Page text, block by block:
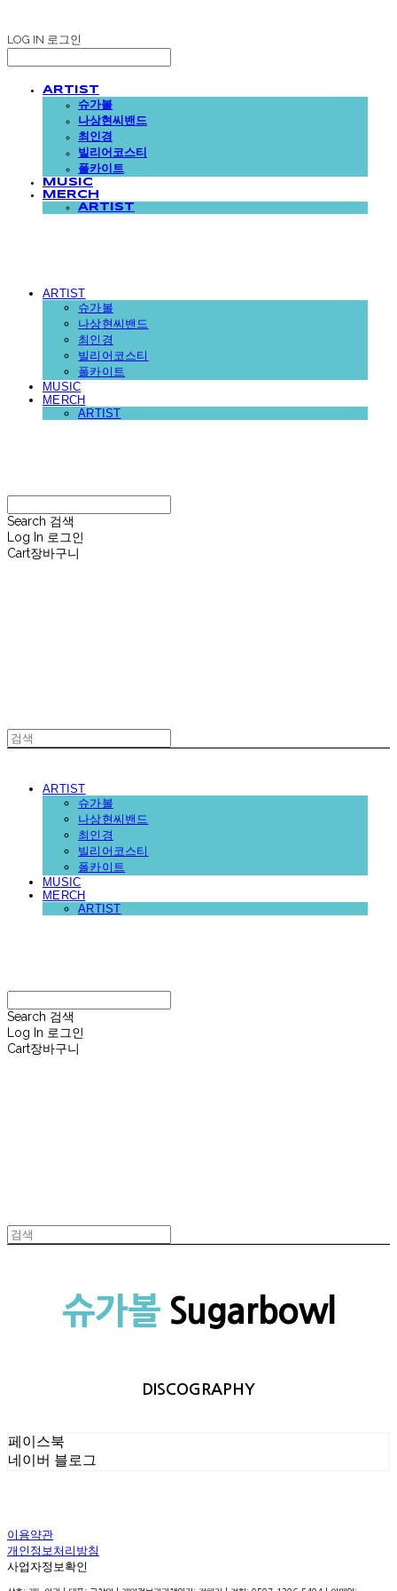
LOG IN 로그인
ARTIST
슈가볼
나상현씨밴드
최인경
빌리어코스티
폴카이트
MUSIC
MERCH
ARTIST
ARTIST
슈가볼
나상현씨밴드
최인경
빌리어코스티
폴카이트
MUSIC
MERCH
ARTIST
Search 검색
Log In 로그인
Cart장바구니
ARTIST
슈가볼
나상현씨밴드
최인경
빌리어코스티
폴카이트
MUSIC
MERCH
ARTIST
Search 검색
Log In 로그인
Cart장바구니
슈가볼 Sugarbowl
DISCOGRAPHY
페이스북
네이버 블로그
이용약관
개인정보처리방침
사업자정보확인